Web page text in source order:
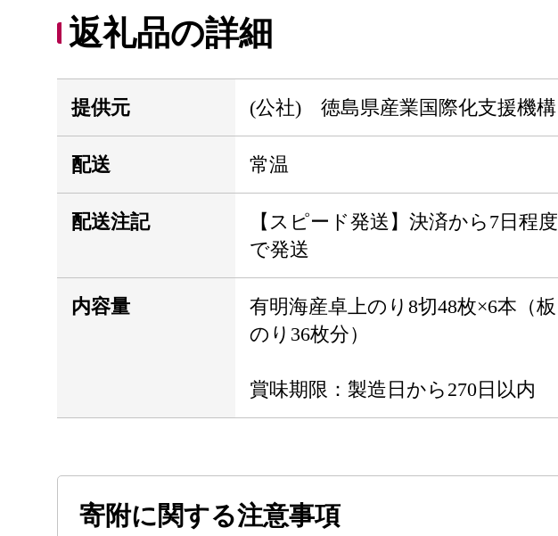
返礼品の詳細
提供元 (公社) 徳島県産業国際化支援機構
配送 常温
配送注記
【スピード発送】決済から7日程度
で発送
内容量
有明海産卓上のり8切48枚×6本（板
のり36枚分）
賞味期限：製造日から270日以内
寄附に関する注意事項